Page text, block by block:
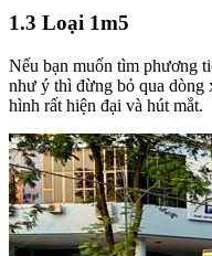
1.3 Loại 1m5
Nếu bạn muốn tìm phương
như ý thì đừng bỏ qua dòng
hình rất hiện đại và hút mắt.